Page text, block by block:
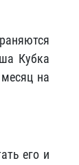
Кубка
на
его и